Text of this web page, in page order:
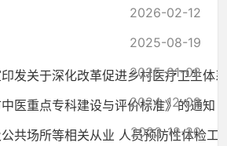
2026-02-12
2025-08-19
发关于深化改革促进乡村医疗卫生体
2025-01-08
医重点专科建设与评价标准》的通知
2024-12-09
共场所等相关从业 人员预防性体检工
2023-12-20